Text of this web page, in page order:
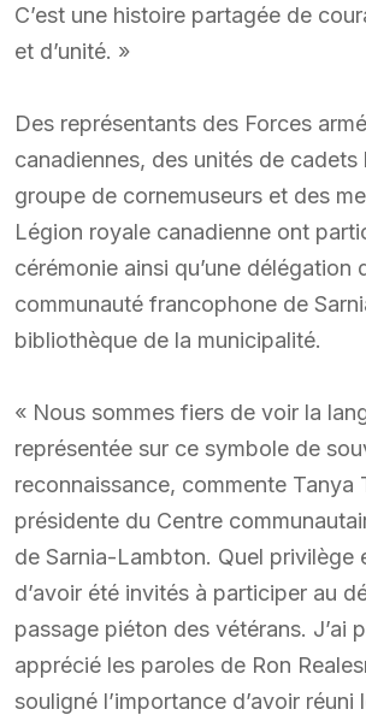
C’est une histoire partagée de
et d’unité. »
Des représentants des Forces
canadiennes, des unités de cadets
groupe de cornemuseurs et des
Légion royale canadienne ont
cérémonie ainsi qu’une délégation
communauté francophone de
bibliothèque de la municipalité.
« Nous sommes fiers de voir la
représentée sur ce symbole de
reconnaissance, commente Tanya
présidente du Centre
de Sarnia-Lambton. Quel privilège
d’avoir été invités à participer au
passage piéton des vétérans. J’ai
apprécié les paroles de Ron
souligné l’importance d’avoir réuni